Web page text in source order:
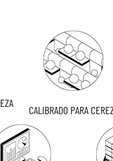
CALIBRADO PARA